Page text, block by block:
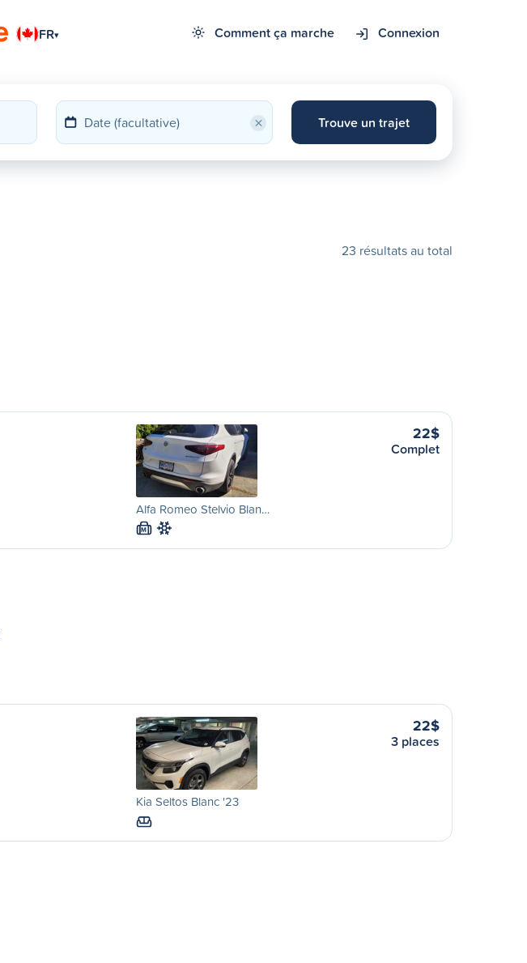
FR▾ Comment ça marche Connexion
× Trouve un trajet
23 résultats au total
Alfa Romeo Stelvio Blan…
M
22$
Complet
Kia Seltos Blanc '23
22$
3 places